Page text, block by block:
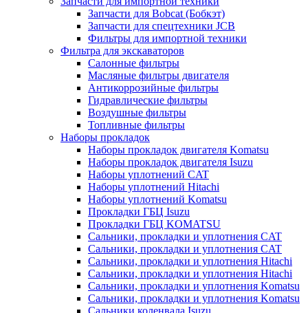
Запчасти для Bobcat (Бобкэт)
Запчасти для спецтехники JCB
Фильтры для импортной техники
Фильтра для экскаваторов
Салонные фильтры
Масляные фильтры двигателя
Антикоррозийные фильтры
Гидравлические фильтры
Воздушные фильтры
Топливные фильтры
Наборы прокладок
Наборы прокладок двигателя Komatsu
Наборы прокладок двигателя Isuzu
Наборы уплотнений CAT
Наборы уплотнений Hitachi
Наборы уплотнений Komatsu
Прокладки ГБЦ Isuzu
Прокладки ГБЦ KOMATSU
Сальники, прокладки и уплотнения CAT
Сальники, прокладки и уплотнения CAT
Сальники, прокладки и уплотнения Hitachi
Сальники, прокладки и уплотнения Hitachi
Сальники, прокладки и уплотнения Komatsu
Сальники, прокладки и уплотнения Komatsu
Сальники коленвала Isuzu